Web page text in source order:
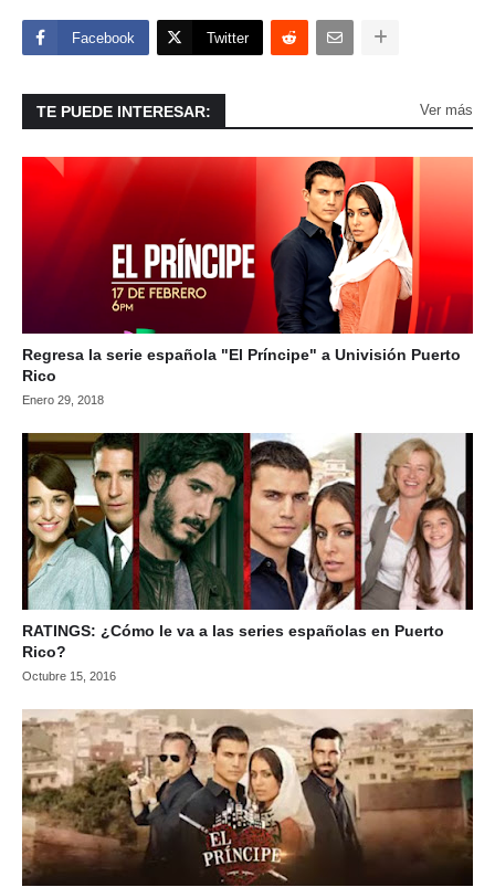
Facebook Twitter
TE PUEDE INTERESAR: Ver más
Regresa la serie española "El Príncipe" a Univisión Puerto
Rico
Enero 29, 2018
RATINGS: ¿Cómo le va a las series españolas en Puerto
Rico?
Octubre 15, 2016